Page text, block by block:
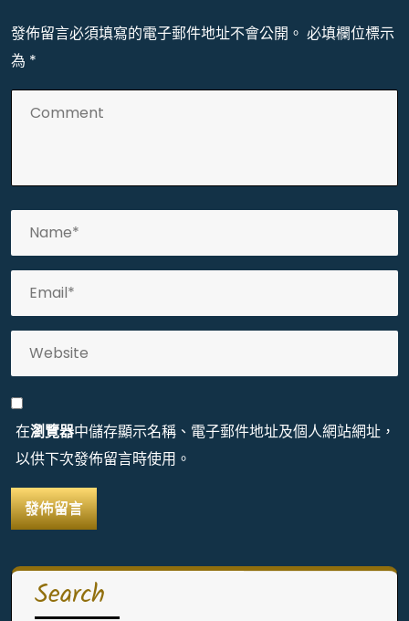
發佈留言必須填寫的電子郵件地址不會公開。 必填欄位標示
為 *
在瀏覽器中儲存顯示名稱、電子郵件地址及個人網站網址，
以供下次發佈留言時使用。
Search